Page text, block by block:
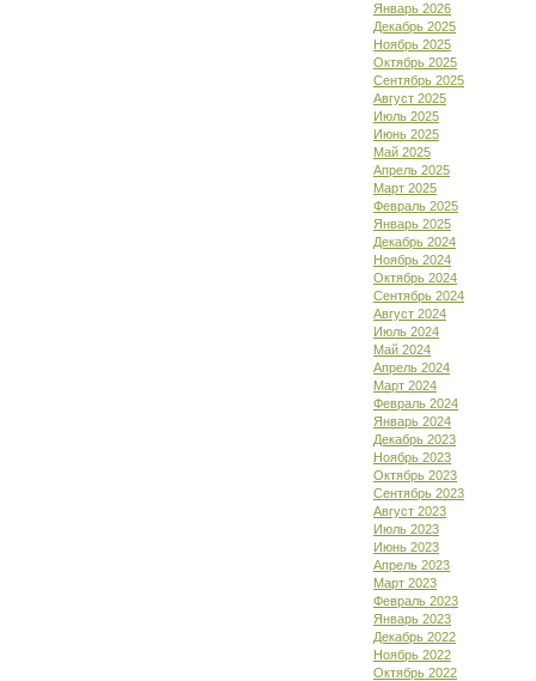
Январь 2026
Декабрь 2025
Ноябрь 2025
Октябрь 2025
Сентябрь 2025
Август 2025
Июль 2025
Июнь 2025
Май 2025
Апрель 2025
Март 2025
Февраль 2025
Январь 2025
Декабрь 2024
Ноябрь 2024
Октябрь 2024
Сентябрь 2024
Август 2024
Июль 2024
Май 2024
Апрель 2024
Март 2024
Февраль 2024
Январь 2024
Декабрь 2023
Ноябрь 2023
Октябрь 2023
Сентябрь 2023
Август 2023
Июль 2023
Июнь 2023
Апрель 2023
Март 2023
Февраль 2023
Январь 2023
Декабрь 2022
Ноябрь 2022
Октябрь 2022